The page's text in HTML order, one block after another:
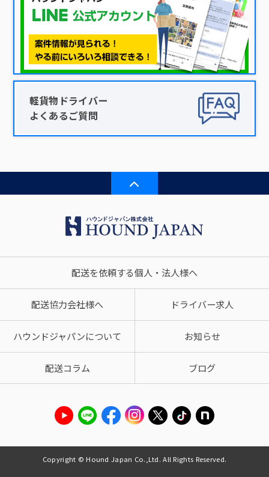
軽貨物ドライバー
よくあるご質問
配送を依頼する個人・法人様へ
配送協力会社様へ ドライバー求人
ハウンドジャパンについて お知らせ
配送コラム ブログ
Copyright © Hound Japan Co.,Ltd. All Rights Reserved.